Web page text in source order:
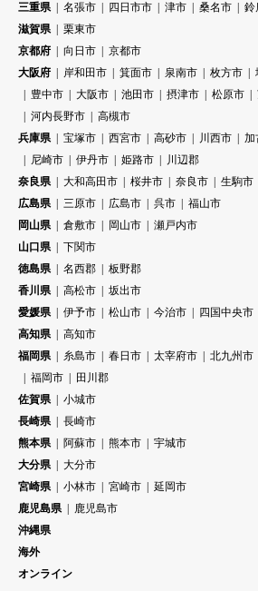
三重県
名張市 四日市市 津市 桑名市
鈴
滋賀県
栗東市
京都府
向日市
京都市
大阪府
岸和田市 箕面市 泉南市 枚方市
豊中市
大阪市 池田市 摂津市 松原市
河内長野市
高槻市
兵庫県
宝塚市 西宮市 高砂市 川西市 加
尼崎市
伊丹市 姫路市
川辺郡
奈良県
大和高田市 桜井市 奈良市
生駒市
広島県
三原市 広島市 呉市
福山市
岡山県
倉敷市 岡山市
瀬戸内市
山口県
下関市
徳島県
名西郡
板野郡
香川県
高松市
坂出市
愛媛県
伊予市 松山市 今治市
四国中央市
高知県
高知市
福岡県
糸島市 春日市 太宰府市 北九州市
福岡市
田川郡
佐賀県
小城市
長崎県
長崎市
熊本県
阿蘇市 熊本市
宇城市
大分県
大分市
宮崎県
小林市 宮崎市
延岡市
鹿児島県
鹿児島市
沖縄県
海外
オンライン